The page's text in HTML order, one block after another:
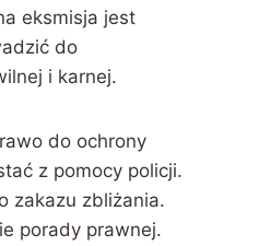
eksmisja jest
do
i karnej.
do ochrony
z pomocy policji.
zakazu zbliżania.
porady prawnej.